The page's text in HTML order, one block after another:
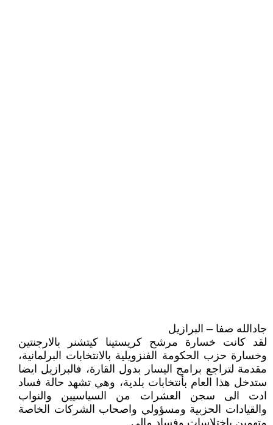
جادالله صفا – البرازيل
لقد كانت خسارة مرشح كريستينا كيتشنر بالارجنتين
وخسارة حزب الحكومة الفنزويلية بالانتخابات البرلمانية،
مقدمة لتراجع برامج اليسار بدول القارة، فالبرازيل ايضا
ستدخل هذا العام بأنتخابات بلدية، وهي تشهد حالة فساد
ادت الى سجن العشرات من السياسيين والنواب
والقيادات الحزبية ومسؤولي واصحاب الشركات الخاصة